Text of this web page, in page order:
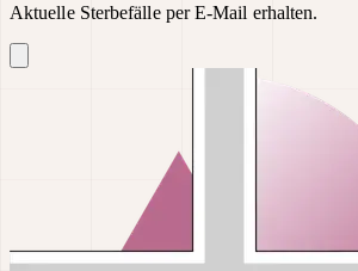
Aktuelle Sterbefälle per E-Mail erhalten.